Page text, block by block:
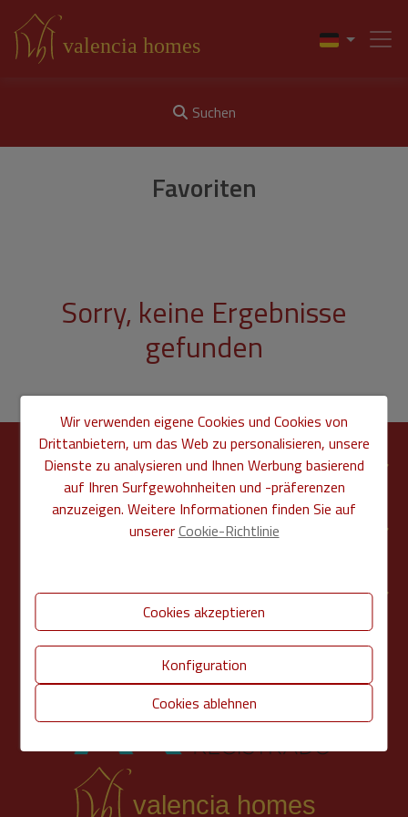
Suchen
Favoriten
Sorry, keine Ergebnisse
gefunden
FINDEN SIE UNS
ABSCHNITTE
DIREKTE LINKS
Wir verwenden eigene Cookies und Cookies von
Drittanbietern, um das Web zu personalisieren, unsere
Dienste zu analysieren und Ihnen Werbung basierend
auf Ihren Surfgewohnheiten und -präferenzen
anzuzeigen. Weitere Informationen finden Sie auf
unsererCookie-Richtlinie
Cookies akzeptieren
Konfiguration
Cookies ablehnen